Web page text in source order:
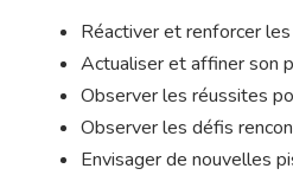
Réactiver et renforcer
Actualiser et affiner son
Observer les réussites
Observer les défis
Envisager de nouvelles